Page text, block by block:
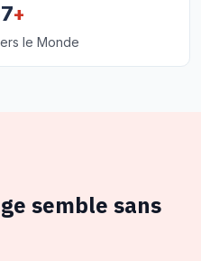
+
le Monde
semble sans